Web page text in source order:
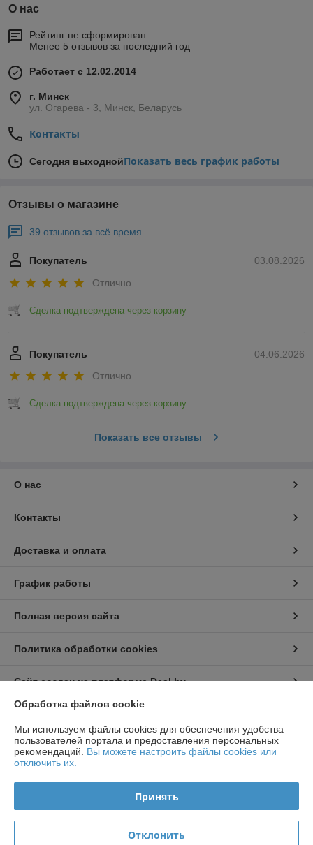
О нас
Рейтинг не сформирован
Менее 5 отзывов за последний год
Работает с 12.02.2014
г. Минск
ул. Огарева - 3, Минск, Беларусь
Контакты
Сегодня выходнойПоказать весь график работы
Отзывы о магазине
39 отзывов за всё время
03.08.2026
Покупатель
Отлично
Сделка подтверждена через корзину
04.06.2026
Покупатель
Отлично
Сделка подтверждена через корзину
Показать все отзывы
О нас
Контакты
Доставка и оплата
График работы
Полная версия сайта
Политика обработки cookies
Сайт создан на платформе Deal.by
Информация для покупателя
Индивидуальный предприниматель:ИП Чирак Артем Викторович
ул. Якубова 66-4-92
Регистрационный номер ЕГР: 192050953
Регистрационный орган: Минским горисполкомом
Обработка файлов cookie
Мы используем файлы cookies для обеспечения удобства
пользователей портала и предоставления персональных
рекомендаций. Вы можете настроить файлы cookies или
отключить их.
Принять
Отклонить